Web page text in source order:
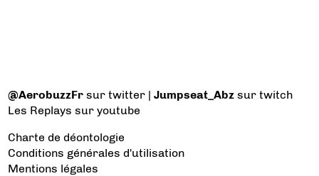
@AerobuzzFr sur twitter |Jumpseat_Abz sur twitch
Les Replays sur youtube
Charte de déontologie
Conditions générales d'utilisation
Mentions légales